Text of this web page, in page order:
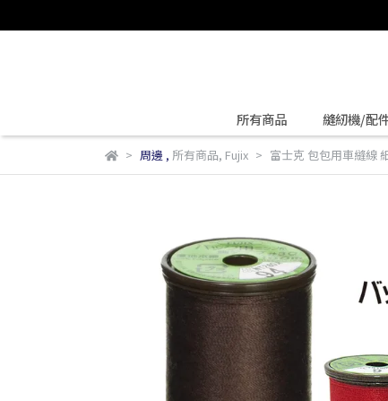
所有商品 縫紉機/配
周邊 , 所有商品, Fujix 富士克 包包用車縫線